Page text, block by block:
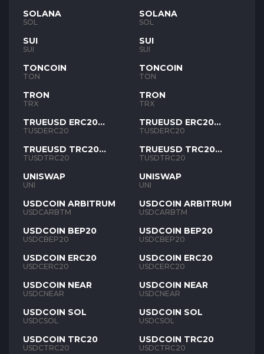
SOLANA
SOL
SUI
SUI
TONCOIN
TON
TRON
TRX
TRUEUSD ERC20
TUSD
TUSDERC20
TRUEUSD TRC20
TUSD
TUSDTRC20
UNISWAP
UNI
USDCOIN ARBITRUM
USDCARBTM
USDCOIN BEP20
USDCBEP20
USDCOIN ERC20
USDCERC20
USDCOIN NEAR
USDCNEAR
USDCOIN SOL
USDCSOL
USDCOIN TRC20
USDCTRC20
SOLANA
SOL
SUI
SUI
TONCOIN
TON
TRON
TRX
TRUEUSD ERC20
TUSD
TUSDERC20
TRUEUSD TRC20
TUSD
TUSDTRC20
UNISWAP
UNI
USDCOIN ARBITRUM
USDCARBTM
USDCOIN BEP20
USDCBEP20
USDCOIN ERC20
USDCERC20
USDCOIN NEAR
USDCNEAR
USDCOIN SOL
USDCSOL
USDCOIN TRC20
USDCTRC20